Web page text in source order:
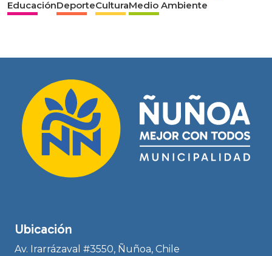
EducaciónDeporteCulturaMedio Ambiente
Ubicación
Av. Irarrázaval #3550, Ñuñoa, Chile